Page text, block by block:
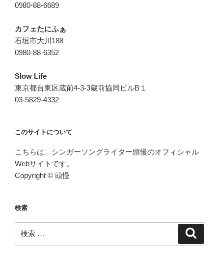
0980-88-6689
カフェたにふぁ
石垣市大川188
0980-88-6352
Slow Life
東京都台東区蔵前4-3-3蔵前協同ビルB１
03-5829-4332
このサイトについて
こちらは、シンガーソングライター頭慢のオフィシャル
Webサイトです。
Copyright © 頭慢
検索
索: